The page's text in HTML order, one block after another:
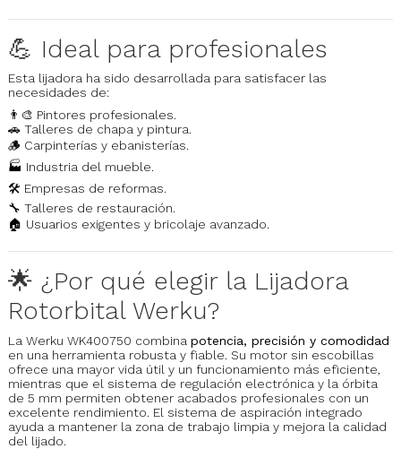
💪 Ideal para profesionales
Esta lijadora ha sido desarrollada para satisfacer las
necesidades de:
👨‍🎨 Pintores profesionales.
🚗 Talleres de chapa y pintura.
🪵 Carpinterías y ebanisterías.
🏭 Industria del mueble.
🛠️ Empresas de reformas.
🔧 Talleres de restauración.
🏠 Usuarios exigentes y bricolaje avanzado.
🌟 ¿Por qué elegir la Lijadora
Rotorbital Werku?
La Werku WK400750 combina potencia, precisión y comodidad
en una herramienta robusta y fiable. Su motor sin escobillas
ofrece una mayor vida útil y un funcionamiento más eficiente,
mientras que el sistema de regulación electrónica y la órbita
de 5 mm permiten obtener acabados profesionales con un
excelente rendimiento. El sistema de aspiración integrado
ayuda a mantener la zona de trabajo limpia y mejora la calidad
del lijado.